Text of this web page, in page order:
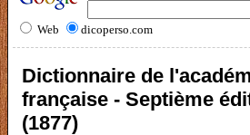
Web dicoperso.com
Dictionnaire de
française - Septième
(1877)